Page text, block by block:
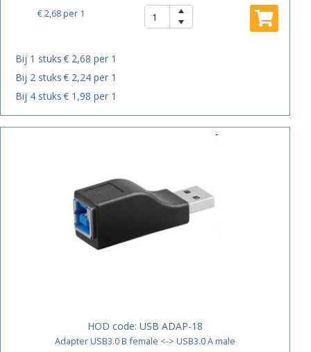
€ 2,68per 1
Bij 1 stuks€ 2,68 per 1
Bij 2 stuks€ 2,24 per 1
Bij 4 stuks€ 1,98 per 1
HOD code: USB ADAP-18
Adapter USB3.0 B female <-> USB3.0 A male